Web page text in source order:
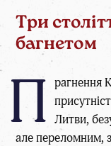
Три
багнетом
П рагнення
Литви,
але переломним,